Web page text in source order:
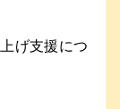
げ支援につ